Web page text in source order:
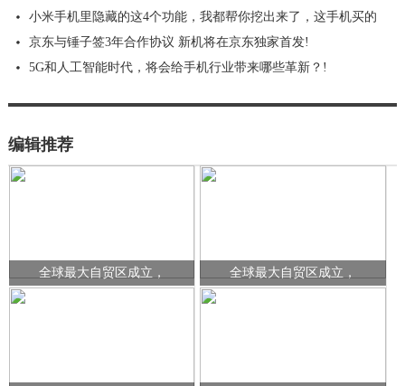
小米手机里隐藏的这4个功能，我都帮你挖出来了，这手机买的
京东与锤子签3年合作协议 新机将在京东独家首发!
5G和人工智能时代，将会给手机行业带来哪些革新？!
编辑推荐
全球最大自贸区成立， 全球最大自贸区成立，